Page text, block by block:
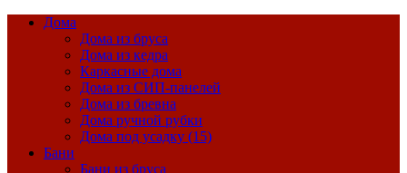
Дома
Дома из бруса
Дома из кедра
Каркасные дома
Дома из СИП-панелей
Дома из бревна
Дома ручной рубки
Дома под усадку (15)
Бани
Бани из бруса